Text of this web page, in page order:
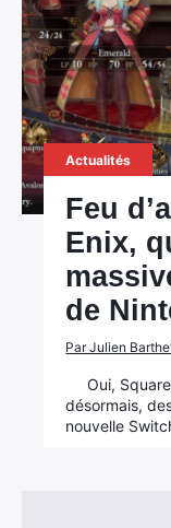
Actualités
Feu
Enix,
de
Par Julien
Oui,
désormais,
nouvelle